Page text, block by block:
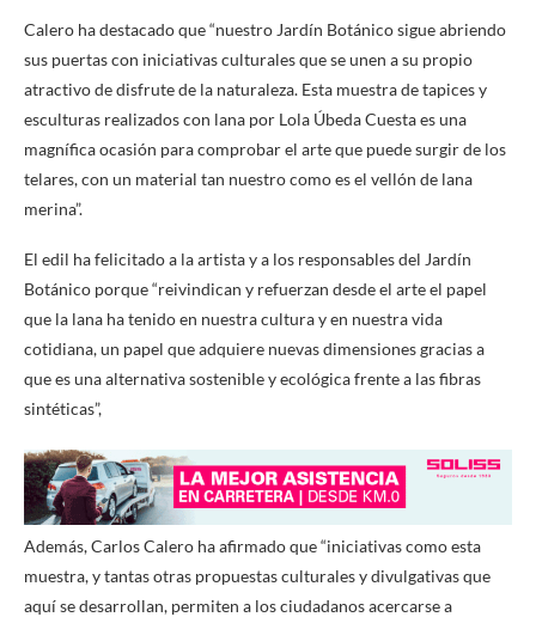
Calero ha destacado que “nuestro Jardín Botánico sigue abriendo
sus puertas con iniciativas culturales que se unen a su propio
atractivo de disfrute de la naturaleza. Esta muestra de tapices y
esculturas realizados con lana por Lola Úbeda Cuesta es una
magnífica ocasión para comprobar el arte que puede surgir de los
telares, con un material tan nuestro como es el vellón de lana
merina”.
El edil ha felicitado a la artista y a los responsables del Jardín
Botánico porque “reivindican y refuerzan desde el arte el papel
que la lana ha tenido en nuestra cultura y en nuestra vida
cotidiana, un papel que adquiere nuevas dimensiones gracias a
que es una alternativa sostenible y ecológica frente a las fibras
sintéticas”,
Además, Carlos Calero ha afirmado que “iniciativas como esta
muestra, y tantas otras propuestas culturales y divulgativas que
aquí se desarrollan, permiten a los ciudadanos acercarse a